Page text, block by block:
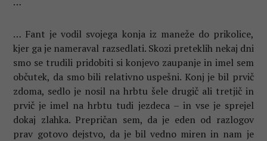
… Fant je vodil svojega konja iz maneže do prikolice,
kjer ga je nameraval razsedlati. Skozi preteklih nekaj dni
smo se trudili pridobiti si konjevo zaupanje in imel sem
občutek, da smo bili relativno uspešni. Konj je bil prvič
zdoma, sedlo je nosil na hrbtu šele drugič ali tretjič in
prvič je imel na hrbtu tudi jezdeca – in vse je sprejel
dokaj zlahka. Prepričan sem, da je eden od razlogov
prav gotovo dejstvo, da je bil vedno miren in nam je